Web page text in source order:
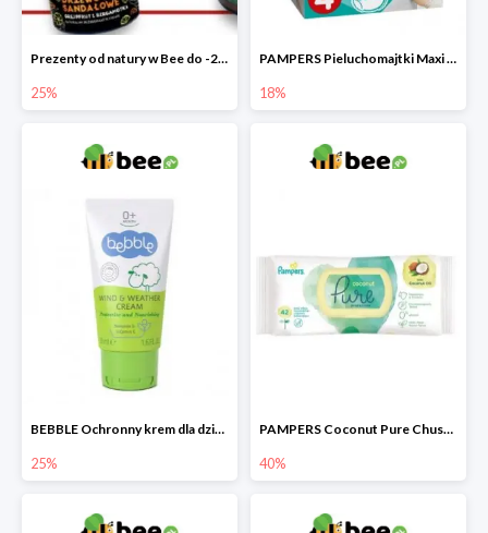
Prezenty od natury w Bee do -25%
25%
PAMPERS Pieluchomajtki Maxi Pants 4
18%
BEBBLE Ochronny krem dla dzieci Wiatr i chłód
25%
PAMPERS Coconut Pure Chusteczki nawilżające
40%